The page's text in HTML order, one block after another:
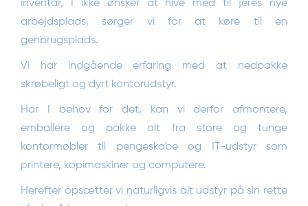
inventar, I ikke ønsker at hive med til jeres nye
arbejdsplads, sørger vi for at køre til en
genbrugsplads.
Vi har indgående erfaring med at nedpakke
skrøbeligt og dyrt kontorudstyr.
Har I behov for det, kan vi derfor afmontere,
emballere og pakke alt fra store og tunge
kontormøbler til pengeskabe og IT-udstyr som
printere, kopimaskiner og computere.
Herefter opsætter vi naturligvis alt udstyr på sin rette